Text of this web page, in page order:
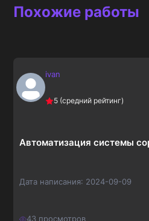
Похожие работы
ivan
5 (средний рейтинг)
Автоматизация системы
Дата написания: 2024-09-09
43 просмотров